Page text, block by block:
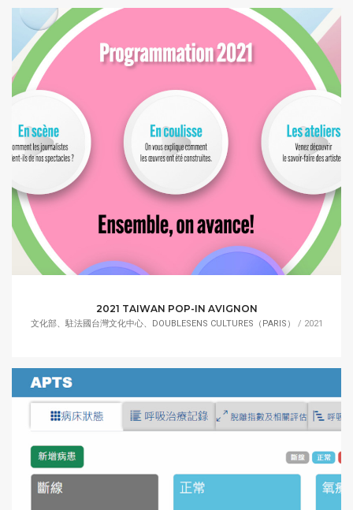
2021 TAIWAN POP-IN AVIGNON
文化部、駐法國台灣文化中心、DOUBLESENS CULTURES（PARIS） / 2021